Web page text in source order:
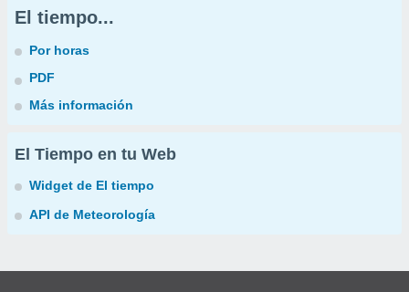
El tiempo...
Por horas
PDF
Más información
El Tiempo en tu Web
Widget de El tiempo
API de Meteorología